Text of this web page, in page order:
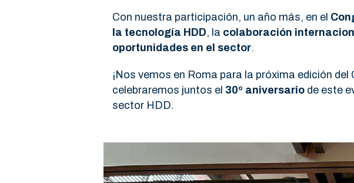
Con nuestra participación, un año más, en el
la tecnología HDD, la colaboración
oportunidades en el sector.
¡Nos vemos en Roma para la próxima edición
celebraremos juntos el 30º aniversario de este
sector HDD.